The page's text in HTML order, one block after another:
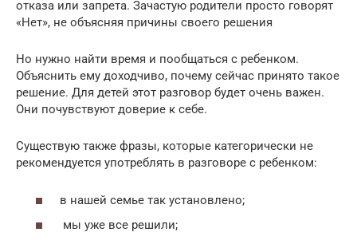
отказа или запрета. Зачастую родители просто говорят
«Нет», не объясняя причины своего решения
Но нужно найти время и пообщаться с ребенком.
Объяснить ему доходчиво, почему сейчас принято такое
решение. Для детей этот разговор будет очень важен.
Они почувствуют доверие к себе.
Существую также фразы, которые категорически не
рекомендуется употреблять в разговоре с ребенком:
в нашей семье так установлено;
мы уже все решили;